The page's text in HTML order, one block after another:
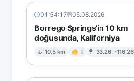
01:54:17 05.08.2026
Borrego Springs'in 10 km
doğusunda, Kaliforniya
10.5 km I 33.26, -116.26